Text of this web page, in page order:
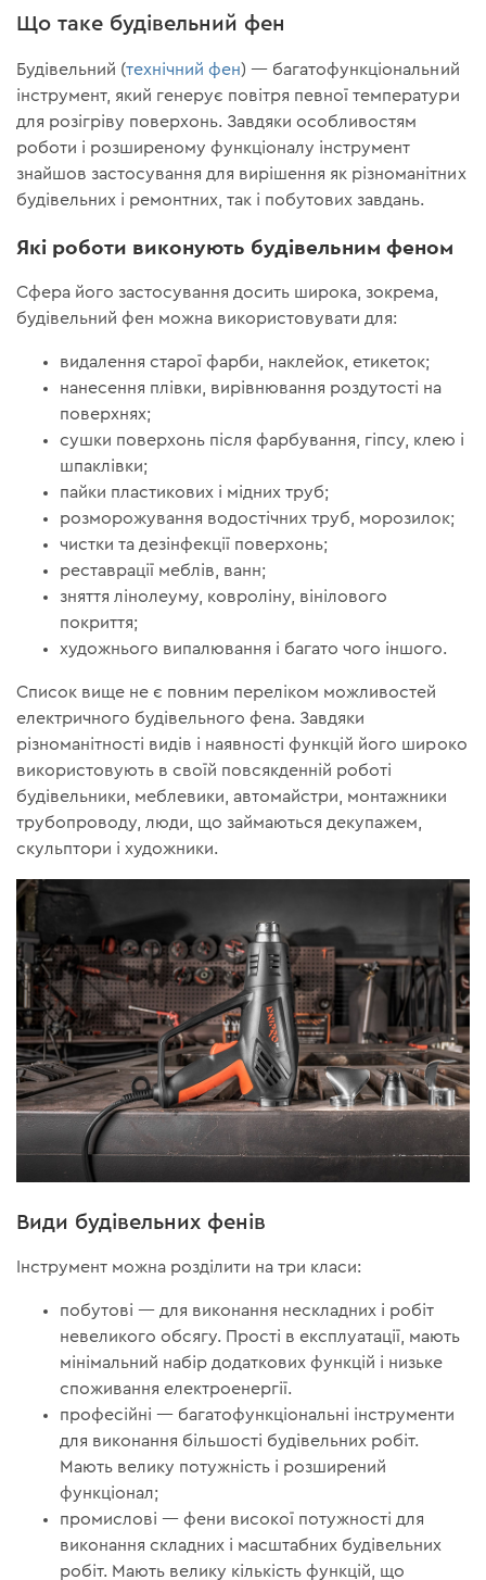
Що таке будівельний фен
Будівельний (технічний фен) — багатофункціональний
інструмент, який генерує повітря певної температури
для розігріву поверхонь. Завдяки особливостям
роботи і розширеному функціоналу інструмент
знайшов застосування для вирішення як різноманітних
будівельних і ремонтних, так і побутових завдань.
Які роботи виконують будівельним феном
Сфера його застосування досить широка, зокрема,
будівельний фен можна використовувати для:
видалення старої фарби, наклейок, етикеток;
нанесення плівки, вирівнювання роздутості на
поверхнях;
сушки поверхонь після фарбування, гіпсу, клею і
шпаклівки;
пайки пластикових і мідних труб;
розморожування водостічних труб, морозилок;
чистки та дезінфекції поверхонь;
реставрації меблів, ванн;
зняття лінолеуму, ковроліну, вінілового
покриття;
художнього випалювання і багато чого іншого.
Список вище не є повним переліком можливостей
електричного будівельного фена. Завдяки
різноманітності видів і наявності функцій його широко
використовують в своїй повсякденній роботі
будівельники, меблевики, автомайстри, монтажники
трубопроводу, люди, що займаються декупажем,
скульптори і художники.
Види будівельних фенів
Інструмент можна розділити на три класи:
побутові — для виконання нескладних і робіт
невеликого обсягу. Прості в експлуатації, мають
мінімальний набір додаткових функцій і низьке
споживання електроенергії.
професійні — багатофункціональні інструменти
для виконання більшості будівельних робіт.
Мають велику потужність і розширений
функціонал;
промислові — фени високої потужності для
виконання складних і масштабних будівельних
робіт. Мають велику кількість функцій, що